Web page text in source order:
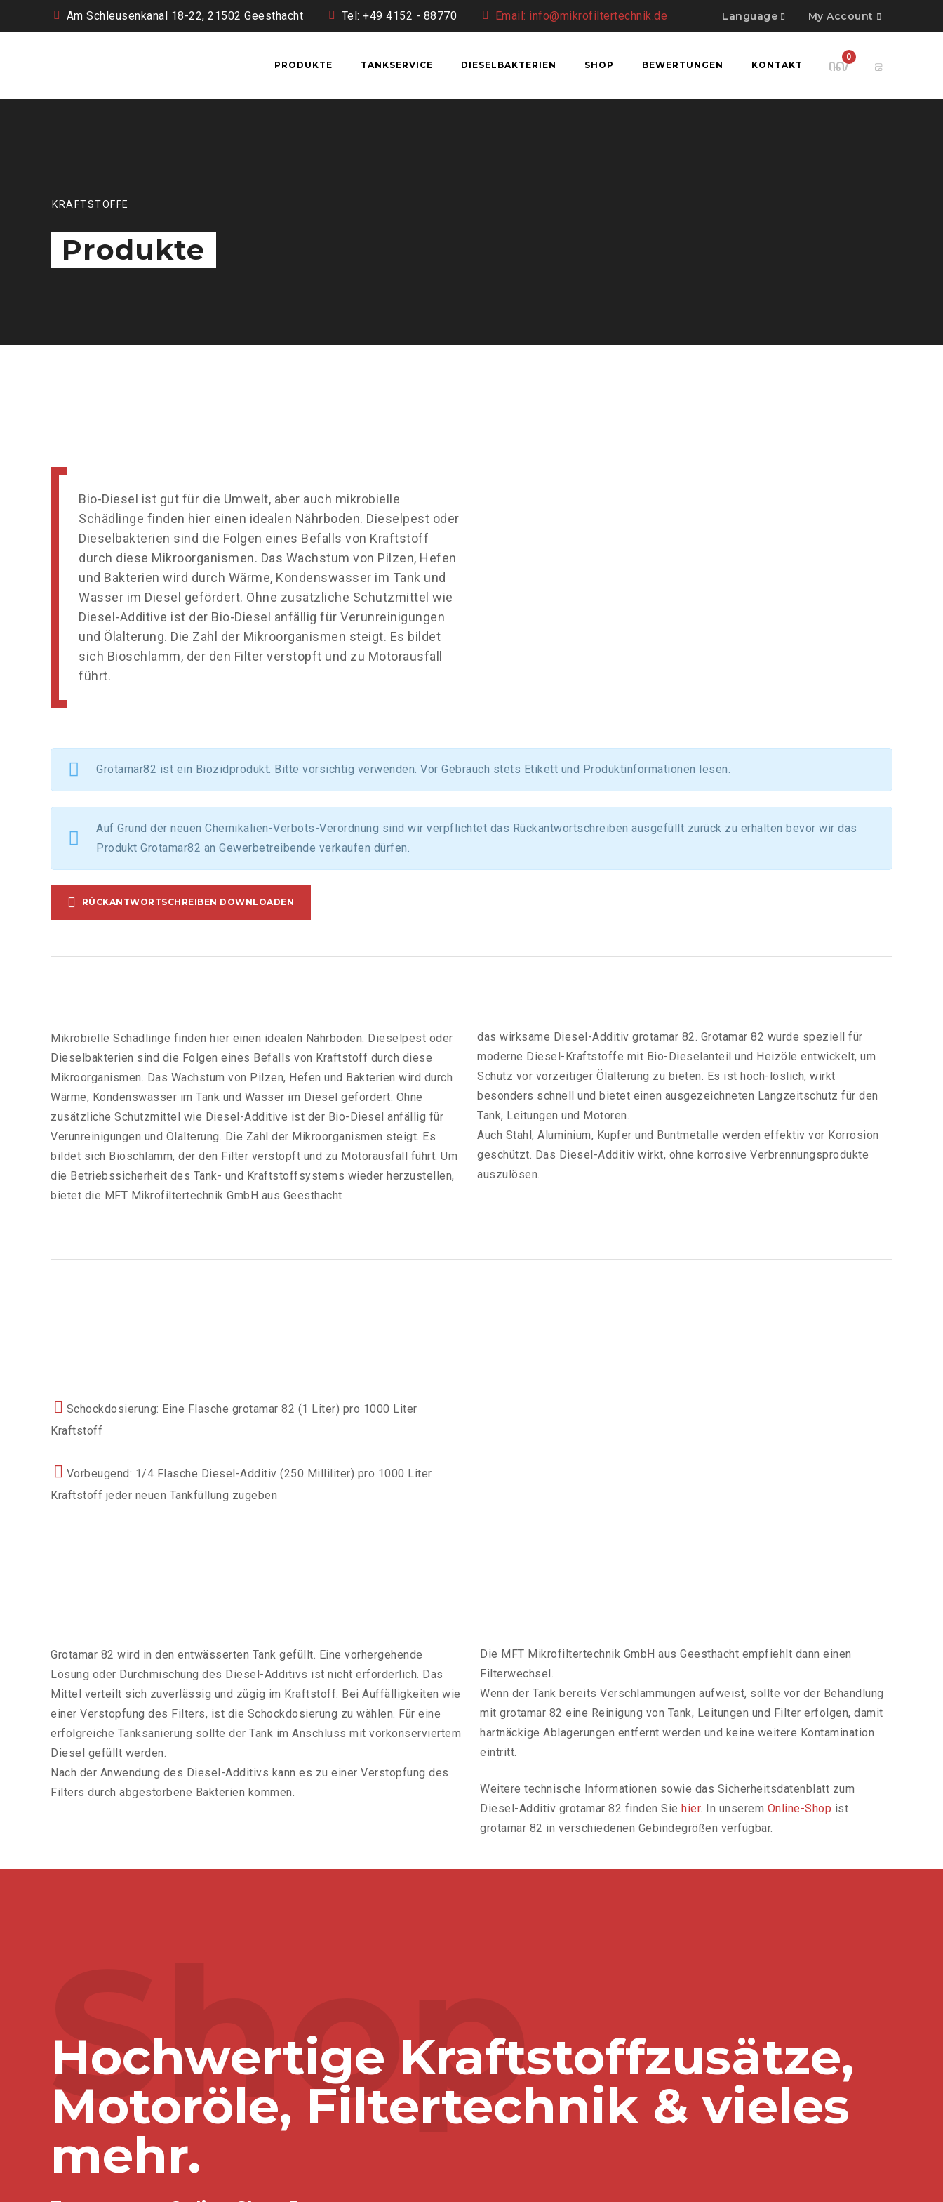
Am Schleusenkanal 18-22, 21502 Geesthacht Tel: +49 4152 - 88770 Email: info@mikrofiltertechnik.de Language My Account
0
PRODUKTE TANKSERVICE DIESELBAKTERIEN SHOP BEWERTUNGEN KONTAKT
KRAFTSTOFFE
Produkte
Bio-Diesel ist gut für die Umwelt, aber auch mikrobielle
Schädlinge finden hier einen idealen Nährboden. Dieselpest oder
Dieselbakterien sind die Folgen eines Befalls von Kraftstoff
durch diese Mikroorganismen. Das Wachstum von Pilzen, Hefen
und Bakterien wird durch Wärme, Kondenswasser im Tank und
Wasser im Diesel gefördert. Ohne zusätzliche Schutzmittel wie
Diesel-Additive ist der Bio-Diesel anfällig für Verunreinigungen
und Ölalterung. Die Zahl der Mikroorganismen steigt. Es bildet
sich Bioschlamm, der den Filter verstopft und zu Motorausfall
führt.
Grotamar82 ist ein Biozidprodukt. Bitte vorsichtig verwenden. Vor Gebrauch stets Etikett und Produktinformationen lesen.
Auf Grund der neuen Chemikalien-Verbots-Verordnung sind wir verpflichtet das Rückantwortschreiben ausgefüllt zurück zu erhalten bevor wir das
Produkt Grotamar82 an Gewerbetreibende verkaufen dürfen.
RÜCKANTWORTSCHREIBEN DOWNLOADEN
Mikrobielle Schädlinge finden hier einen idealen Nährboden. Dieselpest oder
Dieselbakterien sind die Folgen eines Befalls von Kraftstoff durch diese
Mikroorganismen. Das Wachstum von Pilzen, Hefen und Bakterien wird durch
Wärme, Kondenswasser im Tank und Wasser im Diesel gefördert. Ohne
zusätzliche Schutzmittel wie Diesel-Additive ist der Bio-Diesel anfällig für
Verunreinigungen und Ölalterung. Die Zahl der Mikroorganismen steigt. Es
bildet sich Bioschlamm, der den Filter verstopft und zu Motorausfall führt. Um
die Betriebssicherheit des Tank- und Kraftstoffsystems wieder herzustellen,
bietet die MFT Mikrofiltertechnik GmbH aus Geesthacht
das wirksame Diesel-Additiv grotamar 82. Grotamar 82 wurde speziell für
moderne Diesel-Kraftstoffe mit Bio-Dieselanteil und Heizöle entwickelt, um
Schutz vor vorzeitiger Ölalterung zu bieten. Es ist hoch-löslich, wirkt
besonders schnell und bietet einen ausgezeichneten Langzeitschutz für den
Tank, Leitungen und Motoren.
Auch Stahl, Aluminium, Kupfer und Buntmetalle werden effektiv vor Korrosion
geschützt. Das Diesel-Additiv wirkt, ohne korrosive Verbrennungsprodukte
auszulösen.
Schockdosierung: Eine Flasche grotamar 82 (1 Liter) pro 1000 Liter
Kraftstoff
Vorbeugend: 1/4 Flasche Diesel-Additiv (250 Milliliter) pro 1000 Liter
Kraftstoff jeder neuen Tankfüllung zugeben
Grotamar 82 wird in den entwässerten Tank gefüllt. Eine vorhergehende
Lösung oder Durchmischung des Diesel-Additivs ist nicht erforderlich. Das
Mittel verteilt sich zuverlässig und zügig im Kraftstoff. Bei Auffälligkeiten wie
einer Verstopfung des Filters, ist die Schockdosierung zu wählen. Für eine
erfolgreiche Tanksanierung sollte der Tank im Anschluss mit vorkonserviertem
Diesel gefüllt werden.
Nach der Anwendung des Diesel-Additivs kann es zu einer Verstopfung des
Filters durch abgestorbene Bakterien kommen.
Die MFT Mikrofiltertechnik GmbH aus Geesthacht empfiehlt dann einen
Filterwechsel.
Wenn der Tank bereits Verschlammungen aufweist, sollte vor der Behandlung
mit grotamar 82 eine Reinigung von Tank, Leitungen und Filter erfolgen, damit
hartnäckige Ablagerungen entfernt werden und keine weitere Kontamination
eintritt.
Weitere technische Informationen sowie das Sicherheitsdatenblatt zum
Diesel-Additiv grotamar 82 finden Sie hier. In unserem Online-Shop ist
grotamar 82 in verschiedenen Gebindegrößen verfügbar.
Shop
Hochwertige Kraftstoffzusätze,
Motoröle, Filtertechnik & vieles
mehr.